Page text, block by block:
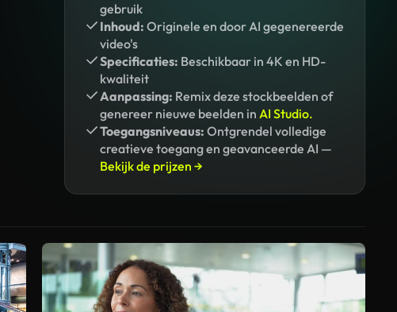
gebruik
Inhoud: Originele en door AI gegenereerde
video's
Specificaties: Beschikbaar in 4K en HD-
kwaliteit
Aanpassing: Remix deze stockbeelden of
genereer nieuwe beelden in AI Studio.
Toegangsniveaus: Ontgrendel volledige
creatieve toegang en geavanceerde AI —
Bekijk de prijzen →